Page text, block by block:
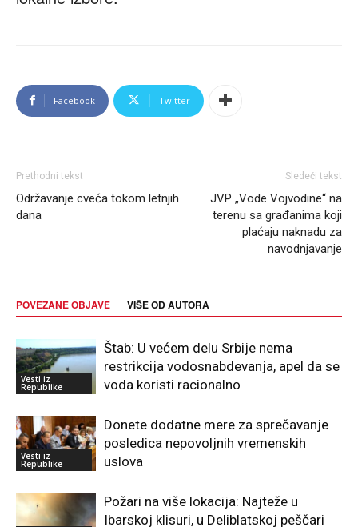
Facebook Twitter
Prethodni tekst
Održavanje cveća tokom letnjih
dana
Sledeći tekst
JVP „Vode Vojvodine“ na
terenu sa građanima koji
plaćaju naknadu za
navodnjavanje
POVEZANE OBJAVE VIŠE OD AUTORA
Vesti iz
Republike
Štab: U većem delu Srbije nema
restrikcija vodosnabdevanja, apel da se
voda koristi racionalno
Vesti iz
Republike
Donete dodatne mere za sprečavanje
posledica nepovoljnih vremenskih
uslova
Požari na više lokacija: Najteže u
Ibarskoj klisuri, u Deliblatskoj peščari